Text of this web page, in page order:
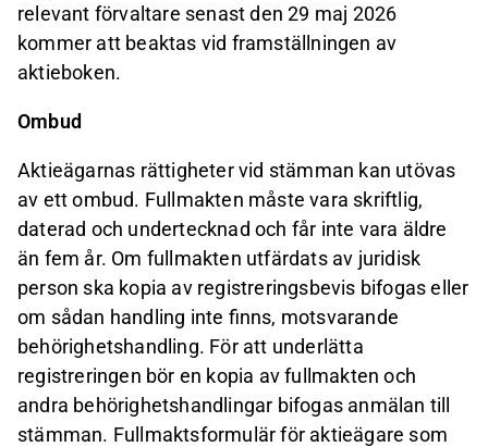
relevant förvaltare senast den 29 maj 2026
kommer att beaktas vid framställningen av
aktieboken.
Ombud
Aktieägarnas rättigheter vid stämman kan utövas
av ett ombud. Fullmakten måste vara skriftlig,
daterad och undertecknad och får inte vara äldre
än fem år. Om fullmakten utfärdats av juridisk
person ska kopia av registreringsbevis bifogas eller
om sådan handling inte finns, motsvarande
behörighetshandling. För att underlätta
registreringen bör en kopia av fullmakten och
andra behörighetshandlingar bifogas anmälan till
stämman. Fullmaktsformulär för aktieägare som